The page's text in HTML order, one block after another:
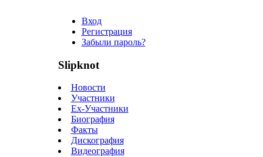
Вход
Регистрация
Забыли пароль?
Slipknot
Новости
Участники
Ex-Участники
Биография
Факты
Дискография
Видеография